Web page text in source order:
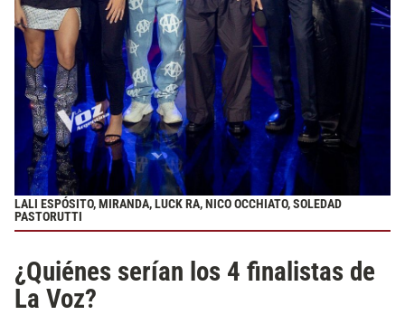
LALI ESPÓSITO, MIRANDA, LUCK RA, NICO OCCHIATO, SOLEDAD
PASTORUTTI
¿Quiénes serían los 4 finalistas de
La Voz?